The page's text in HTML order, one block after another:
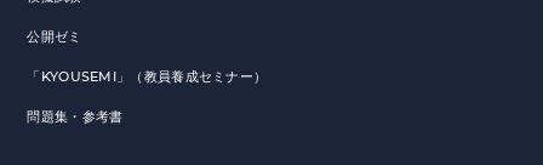
公開ゼミ
「KYOUSEMI」（教員養成セミナー）
問題集・参考書